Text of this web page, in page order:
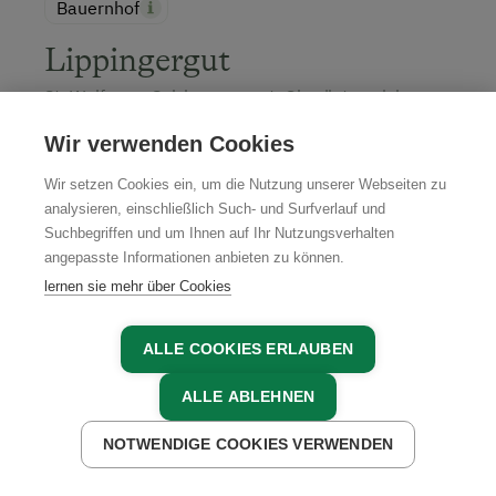
Bauernhof
Lippingergut
St. Wolfgang, Salzkammergut, Oberösterreich
JETZT ANFRAGEN
Unsere Partner in der Region
JETZT ANFRAGEN JETZT BUCHEN
Wir verwenden Cookies
Wir setzen Cookies ein, um die Nutzung unserer Webseiten zu
analysieren, einschließlich Such- und Surfverlauf und
Suchbegriffen und um Ihnen auf Ihr Nutzungsverhalten
angepasste Informationen anbieten zu können.
lernen sie mehr über Cookies
ALLE COOKIES ERLAUBEN
ALLE ABLEHNEN
NOTWENDIGE COOKIES VERWENDEN